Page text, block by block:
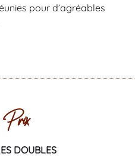
pour d’agréables
Prix
DOUBLES